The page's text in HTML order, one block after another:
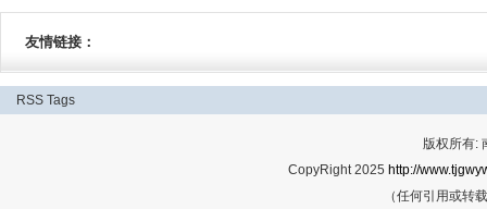
友情链接：
RSS Tags
版权所有:
CopyRight 2025 http://
（任何引用或转